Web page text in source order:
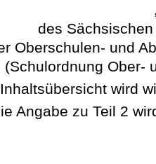
des
Oberschulen- und
(Schulordnung Ober-
wird
Angabe zu Teil 2